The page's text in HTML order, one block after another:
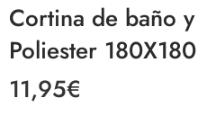
Cortina de baño
Poliester
11,95€